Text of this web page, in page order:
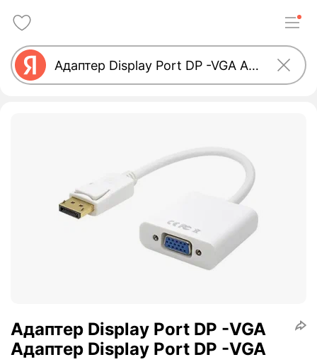
Адаптер Display Port DP -VGA
Адаптер Display Port DP -VGA